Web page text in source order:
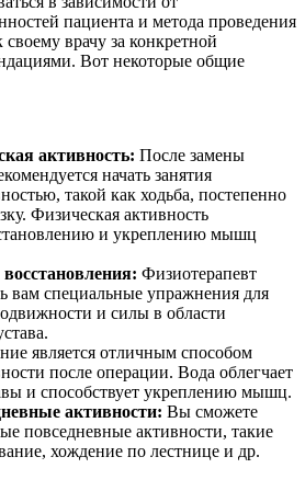
пациента и метода проведения
врачу за конкретной
Вот некоторые общие
активность: После замены
начать занятия
такой как ходьба, постепенно
Физическая активность
и укреплению мышц
Физиотерапевт
вам специальные упражнения для
и силы в области
является отличным способом
после операции. Вода облегчает
и способствует укреплению мышц.
активности: Вы сможете
повседневные активности, такие
хождение по лестнице и др.